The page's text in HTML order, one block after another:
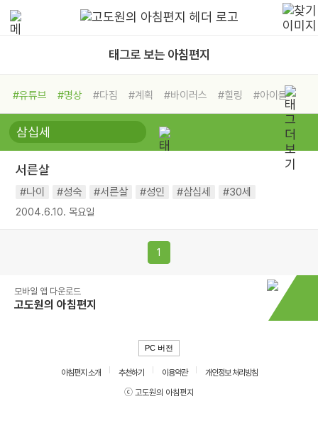
태그로 보는 아침편지
#유튜브 #명상 #다짐 #계획 #바이러스 #힐링
#아이들
#비전캠프
#독서캠프 #삶
#희망
#나눔 #친구 #링컨학교
#독서
#건강
서른살
#나이 #성숙 #서른살 #성인 #삼십세 #30세
2004.6.10. 목요일
1
모바일 앱 다운로드
고도원의 아침편지
PC 버전
아침편지 소개 추천하기 이용약관
개인정보 처리방침
ⓒ 고도원의 아침편지